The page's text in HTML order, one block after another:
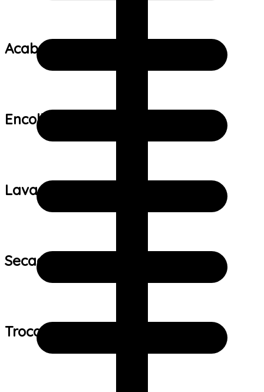
Acabamento:
Encolhimento:
Lavagem:
Secagem:
Trocas e devoluções: